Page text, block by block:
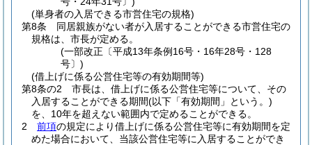
(単身者の入居できる市営住宅の規格)
第8条
同居親族がない者が入居することができる市営住宅の
規格は、市長が定める。
(一部改正〔平成13年条例16号・16年28号・128
号〕)
(借上げに係る公営住宅等の有効期間等)
第8条の2
市長は、借上げに係る公営住宅等について、その
入居することができる期間(以下「有効期間」という。)
を、10年を超えない範囲内で定めることができる。
2
前項の規定により借上げに係る公営住宅等に有効期間を定
めた場合において、当該公営住宅等に入居することができ